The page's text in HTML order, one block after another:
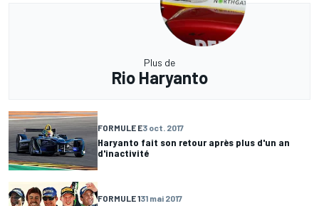
Plus de
Rio Haryanto
FORMULE E3 oct. 2017
Haryanto fait son retour après plus d'un an
d'inactivité
FORMULE 131 mai 2017